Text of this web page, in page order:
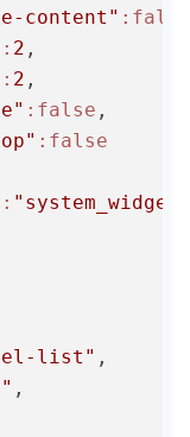
content" :false
: 2 ,
: 2 ,
:false ,
:false
:
list" ,
,